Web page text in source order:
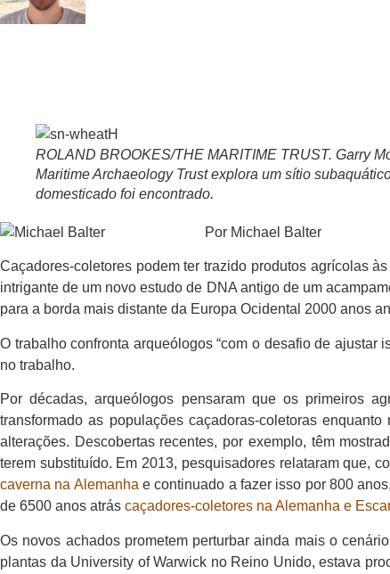
ROLAND BROOKES/THE MARITIME TRUST. Garry
Maritime Archaeology Trust explora um sítio
domesticado foi encontrado.
Por Michael Balter
Caçadores-coletores podem ter trazido produtos agrícolas
intrigante de um novo estudo de DNA antigo de um
para a borda mais distante da Europa Ocidental 2000 anos
O trabalho confronta arqueólogos “com o desafio de
no trabalho.
Por décadas, arqueólogos pensaram que os primeiros
transformado as populações caçadoras-coletoras
alterações. Descobertas recentes, por exemplo, têm
terem substituído. Em 2013, pesquisadores relataram que,
caverna na Alemanha e continuado a fazer isso por 800
de 6500 anos atrás caçadores-coletores na Alemanha e
Os novos achados prometem perturbar ainda mais o
plantas da University of Warwick no Reino Unido, estava